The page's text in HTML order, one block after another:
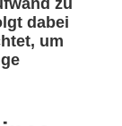
zu
dabei
um